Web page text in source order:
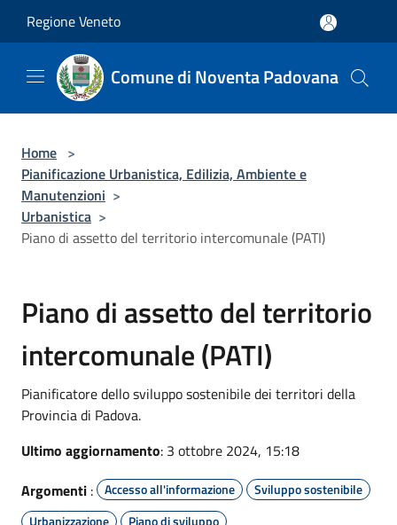
Regione Veneto
Comune di Noventa Padovana
Home >
Pianificazione Urbanistica, Edilizia, Ambiente e
Manutenzioni >
Urbanistica >
Piano di assetto del territorio intercomunale (PATI)
Piano di assetto del territorio
intercomunale (PATI)
Pianificatore dello sviluppo sostenibile dei territori della
Provincia di Padova.
Ultimo aggiornamento: 3 ottobre 2024, 15:18
Argomenti : Accesso all'informazione
Sviluppo sostenibile
Urbanizzazione
Piano di sviluppo